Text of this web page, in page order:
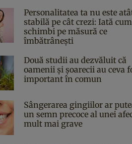
Personalitatea ta nu este
stabilă pe cât crezi: Iată
schimbi pe măsură ce
îmbătrânești
Două studii au dezvăluit că
oamenii și șoarecii au ceva
important în comun
Sângerarea gingiilor ar
un semn precoce al unei
mult mai grave